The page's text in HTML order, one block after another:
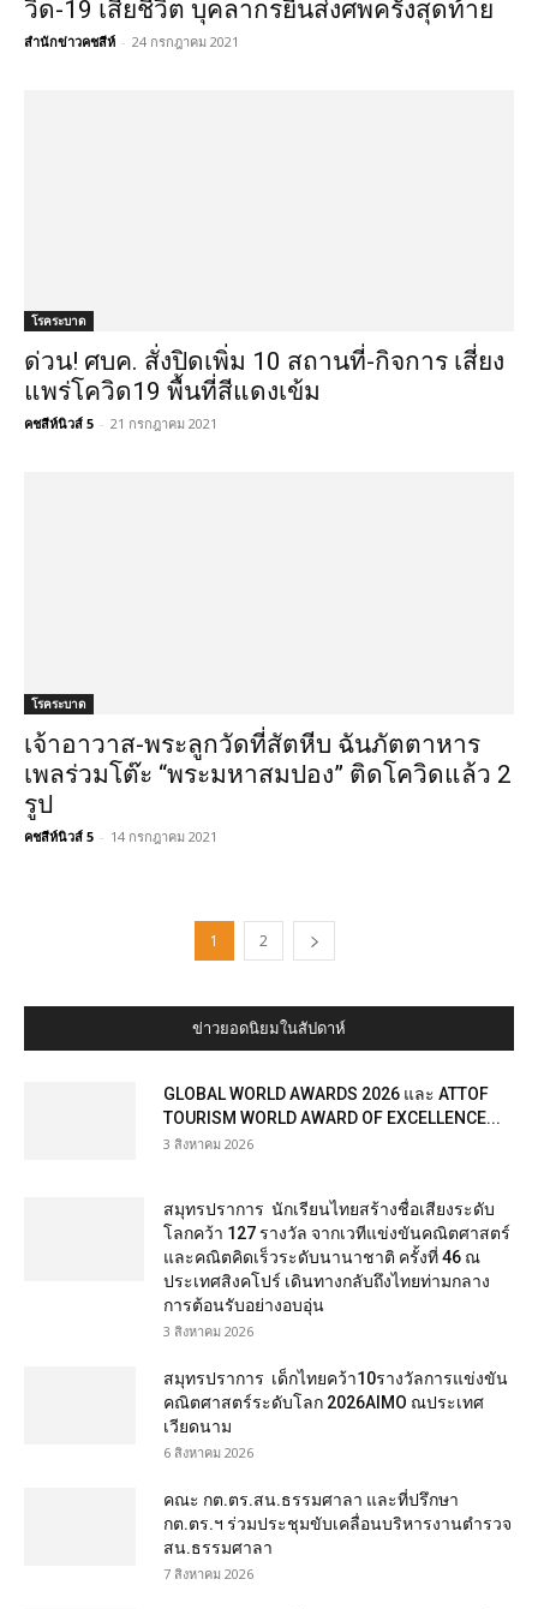
วิด-19 เสียชีวิต บุคลากรยืนส่งศพครั้งสุดท้าย
สำนักข่าวคชสีห์ - 24 กรกฎาคม 2021
โรคระบาด
ด่วน! ศบค. สั่งปิดเพิ่ม 10 สถานที่-กิจการ เสี่ยง
แพร่โควิด19 พื้นที่สีแดงเข้ม
คชสีห์นิวส์ 5 - 21 กรกฎาคม 2021
โรคระบาด
เจ้าอาวาส-พระลูกวัดที่สัตหีบ ฉันภัตตาหาร
เพลร่วมโต๊ะ “พระมหาสมปอง” ติดโควิดแล้ว 2
รูป
คชสีห์นิวส์ 5 - 14 กรกฎาคม 2021
1 2
ข่าวยอดนิยมในสัปดาห์
GLOBAL WORLD AWARDS 2026 และ ATTOF
TOURISM WORLD AWARD OF EXCELLENCE...
3 สิงหาคม 2026
สมุทรปราการ นักเรียนไทยสร้างชื่อเสียงระดับ
โลกคว้า 127 รางวัล จากเวทีแข่งขันคณิตศาสตร์
และคณิตคิดเร็วระดับนานาชาติ ครั้งที่ 46 ณ
ประเทศสิงคโปร์ เดินทางกลับถึงไทยท่ามกลาง
การต้อนรับอย่างอบอุ่น
3 สิงหาคม 2026
สมุทรปราการ เด็กไทยคว้า10รางวัลการแข่งขัน
คณิตศาสตร์ระดับโลก 2026AIMO ณประเทศ
เวียดนาม
6 สิงหาคม 2026
คณะ กต.ตร.สน.ธรรมศาลา และที่ปรึกษา
กต.ตร.ฯ ร่วมประชุมขับเคลื่อนบริหารงานตำรวจ
สน.ธรรมศาลา
7 สิงหาคม 2026